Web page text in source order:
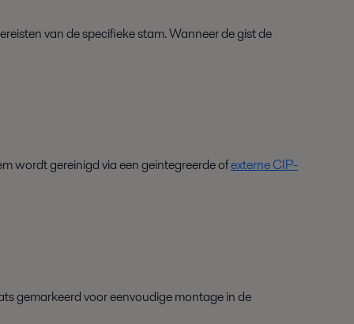
van de specifieke stam. Wanneer de gist de
wordt gereinigd via een geïntegreerde ofexterne CIP-
gemarkeerd voor eenvoudige montage in de